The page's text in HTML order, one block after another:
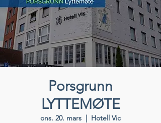
Porsgrunn
LYTTEMØTE
ons. 20. mars
  |
Hotell Vic